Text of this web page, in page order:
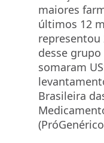
maiores
últimos 12
representou
desse
somaram
Brasileira